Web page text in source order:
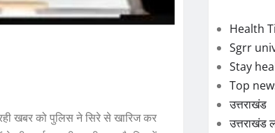
खबर को पुलिस ने सिरे से खारिज कर
Health
Sgrr
Stay
Top
उत्तराखंड
उत्तराखंड